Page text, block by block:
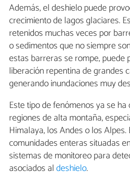
Además, el deshielo puede
crecimiento de lagos glaciares.
retenidos muchas veces por
o sedimentos que no siempre
estas barreras se rompe, puede
liberación repentina de grandes
generando inundaciones muy
Este tipo de fenómenos ya se
regiones de alta montaña,
Himalaya, los Andes o los
comunidades enteras situadas
sistemas de monitoreo para
asociados aldeshielo.